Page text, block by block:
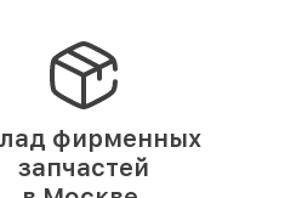
фирменных
запчастей